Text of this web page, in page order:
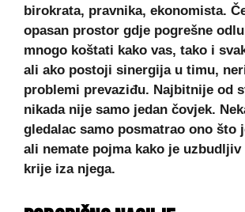
birokrata, pravnika, ekonomista.
opasan prostor gdje pogrešne
mnogo koštati kako vas, tako i
ali ako postoji sinergija u timu,
problemi prevaziđu. Najbitnije od
nikada nije samo jedan čovjek.
gledalac samo posmatrao ono što
ali nemate pojma kako je
krije iza njega.